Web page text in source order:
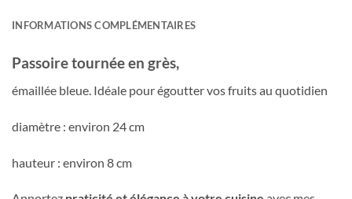
INFORMATIONS COMPLÉMENTAIRES
Passoire tournée en grès,
émaillée bleue. Idéale pour égoutter vos fruits au quotidien
diamètre : environ 24 cm
hauteur : environ 8 cm